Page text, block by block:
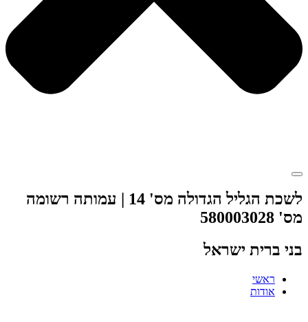
לשכת הגליל הגדולה מס' 14 | עמותה רשומה
מס' 580003028
בני ברית ישראל
ראשי
אודות